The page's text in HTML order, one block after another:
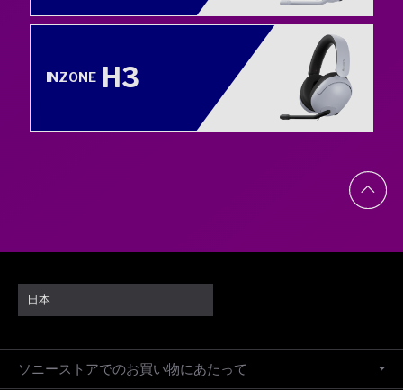
INZONE H3
日本
ソニーストアでのお買い物にあたって